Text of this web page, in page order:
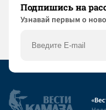
Подпишись на
Узнaвай первым о